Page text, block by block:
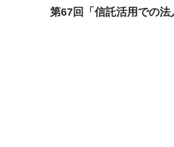
第67回「信託活用での法